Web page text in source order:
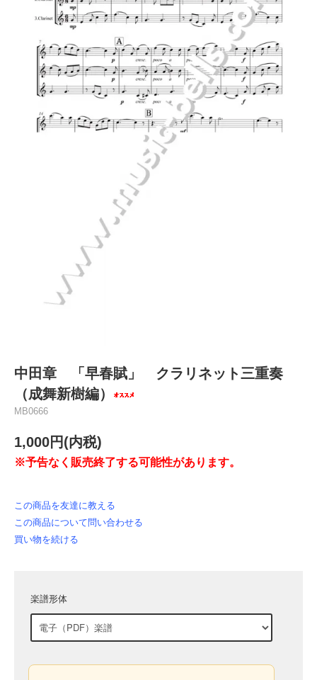
中田章 「早春賦」 クラリネット三重奏
（成舞新樹編）
MB0666
1,000円(内税)
※予告なく販売終了する可能性があります。
この商品を友達に教える
この商品について問い合わせる
買い物を続ける
楽譜形体